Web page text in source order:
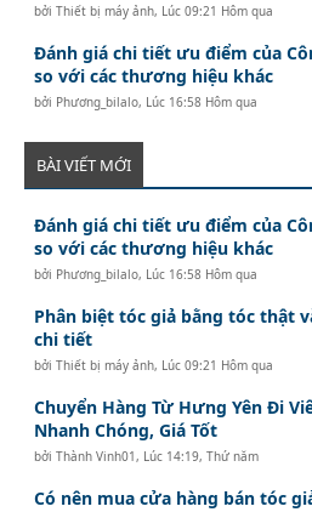
bởiThiết bị máy ảnh, Lúc 09:21 Hôm qua
Đánh giá chi tiết ưu điểm của
so với các thương hiệu khác
bởi Phương_bilalo, Lúc 16:58 Hôm qua
BÀI VIẾT MỚI
Đánh giá chi tiết ưu điểm của
so với các thương hiệu khác
bởi Phương_bilalo, Lúc 16:58 Hôm qua
Phân biệt tóc giả bằng tóc thật
chi tiết
bởiThiết bị máy ảnh, Lúc 09:21 Hôm qua
Chuyển Hàng Từ Hưng Yên Đi
Nhanh Chóng, Giá Tốt
bởiThành Vinh01, Lúc 14:19, Thứ năm
Có nên mua cửa hàng bán tóc